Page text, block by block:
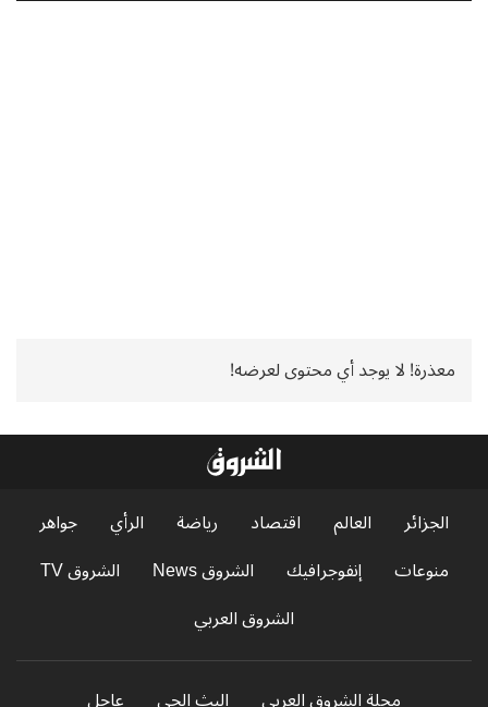
معذرة! لا يوجد أي محتوى لعرضه!
الجزائر العالم اقتصاد رياضة الرأي
جواهر
منوعات
إنفوجرافيك الشروق News
الشروق TV
الشروق العربي